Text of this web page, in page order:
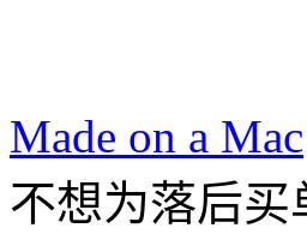
Made on a Mac
不想为落后